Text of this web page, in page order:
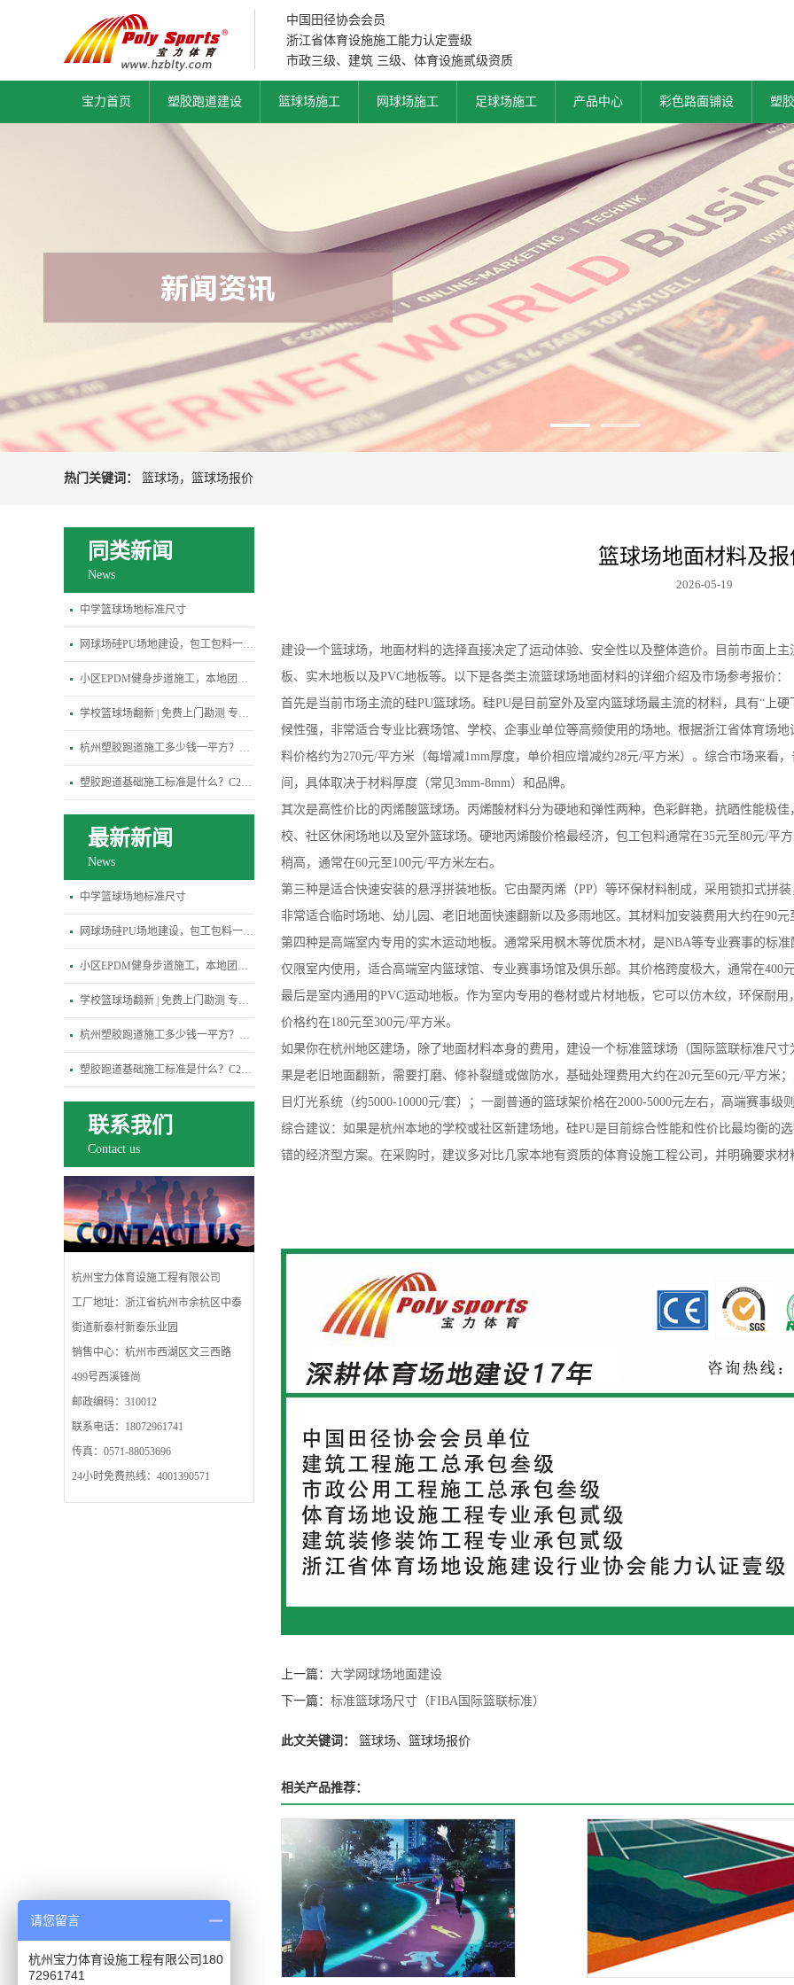
中国田径协会会员
浙江省体育设施施工能力认定壹级
市政三级、建筑 三级、体育设施贰级资质
宝力首页 塑胶跑道建设 篮球场施工 网球场施工 足球场施工 产品中心 彩色路面铺设 塑
热门关键词： 篮球场， 篮球场报价
篮球场地面材料及报
2026-05-19
建设一个篮球场，地面材料的选择直接决定了运动体验、安全性以及整体造价。目前市面上
板、实木地板以及PVC地板等。以下是各类主流篮球场地面材料的详细介绍及市场参考报价：
首先是当前市场主流的硅PU篮球场。硅PU是目前室外及室内篮球场最主流的材料，具有“上
候性强，非常适合专业比赛场馆、学校、企事业单位等高频使用的场地。根据浙江省体育场
料价格约为270元/平方米（每增减1mm厚度，单价相应增减约28元/平方米）。综合市场来看
间，具体取决于材料厚度（常见3mm-8mm）和品牌。
其次是高性价比的丙烯酸篮球场。丙烯酸材料分为硬地和弹性两种，色彩鲜艳，抗晒性能极
校、社区休闲场地以及室外篮球场。硬地丙烯酸价格最经济，包工包料通常在35元至80元/平
稍高，通常在60元至100元/平方米左右。
第三种是适合快速安装的悬浮拼装地板。它由聚丙烯（PP）等环保材料制成，采用锁扣式拼
非常适合临时场地、幼儿园、老旧地面快速翻新以及多雨地区。其材料加安装费用大约在90元
第四种是高端室内专用的实木运动地板。通常采用枫木等优质木材，是NBA等专业赛事的标
仅限室内使用，适合高端室内篮球馆、专业赛事场馆及俱乐部。其价格跨度极大，通常在400
最后是室内通用的PVC运动地板。作为室内专用的卷材或片材地板，它可以仿木纹，环保耐
价格约在180元至300元/平方米。
如果你在杭州地区建场，除了地面材料本身的费用，建设一个标准篮球场（国际篮联标准尺
果是老旧地面翻新，需要打磨、修补裂缝或做防水，基础处理费用大约在20元至60元/平方米
目灯光系统（约5000-10000元/套）；一副普通的篮球架价格在2000-5000元左右，高端赛事级
综合建议：如果是杭州本地的学校或社区新建场地，硅PU是目前综合性能和性价比最均衡的
错的经济型方案。在采购时，建议多对比几家本地有资质的体育设施工程公司，并明确要求
上一篇： 大学网球场地面建设
下一篇： 标准篮球场尺寸（FIBA国际篮联标准）
此文关键词： 篮球场、篮球场报价
相关产品推荐：
同类新闻
News
中学篮球场地标准尺寸
网球场硅PU场地建设，包工包料一站式专业解决方案
小区EPDM健身步道施工，本地团队3天快速进场
学校篮球场翻新 | 免费上门勘测 专属定制施工方案
杭州塑胶跑道施工多少钱一平方？2026最新报价
塑胶跑道基础施工标准是什么？C25混凝土基础养护多少天才能铺面层？
最新新闻
News
中学篮球场地标准尺寸
网球场硅PU场地建设，包工包料一站式专业解决方案
小区EPDM健身步道施工，本地团队3天快速进场
学校篮球场翻新 | 免费上门勘测 专属定制施工方案
杭州塑胶跑道施工多少钱一平方？2026最新报价
塑胶跑道基础施工标准是什么？C25混凝土基础养护多少天才能铺面层？
联系我们
Contact us
杭州宝力体育设施工程有限公司
工厂地址：浙江省杭州市余杭区中泰
街道新泰村新泰乐业园
销售中心：杭州市西湖区文三西路
499号西溪锋尚
邮政编码：310012
联系电话：18072961741
传真：0571-88053696
24小时免费热线：4001390571
请您留言
杭州宝力体育设施工程有限公司180
72961741